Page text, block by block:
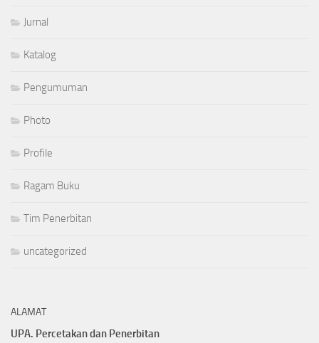
Jurnal
Katalog
Pengumuman
Photo
Profile
Ragam Buku
Tim Penerbitan
uncategorized
ALAMAT
UPA. Percetakan dan Penerbitan